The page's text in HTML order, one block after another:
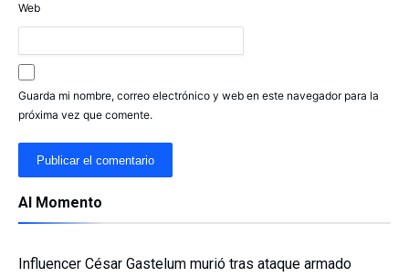
Web
Guarda mi nombre, correo electrónico y web en este navegador para la
próxima vez que comente.
Al Momento
Influencer César Gastelum murió tras ataque armado